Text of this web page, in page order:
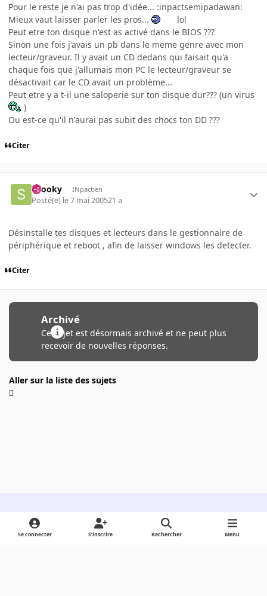
Pour le reste je n'ai pas trop d'idée... :inpactsemipadawan:
Mieux vaut laisser parler les pros...
lol
Peut etre ton disque n'est as activé dans le BIOS ???
Sinon une fois j'avais un pb dans le meme genre avec mon
lecteur/graveur. Il y avait un CD dedans qui faisait qu'a
chaque fois que j'allumais mon PC le lecteur/graveur se
désactivait car le CD avait un problème...
Peut etre y a t-il une saloperie sur ton disque dur??? (un virus
)
Ou est-ce qu'il n'aurai pas subit des chocs ton DD ???
Citer
snooky INpactien
Posté(e) le 7 mai 200521 a
Désinstalle tes disques et lecteurs dans le gestionnaire de
périphérique et reboot , afin de laisser windows les detecter.
Citer
Archivé
Ce sujet est désormais archivé et ne peut plus
recevoir de nouvelles réponses.
Aller sur la liste des sujets
Light ModeDark ModeSystem Preference
Se connecter S’inscrire Rechercher Menu